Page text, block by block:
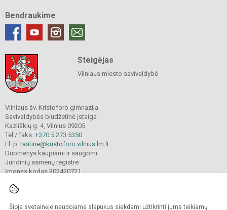
Šioje svetainėje naudojame slapukus siekdami užtikrinti jums teikiamų
Bendraukime
Steigėjas
Vilniaus miesto savivaldybė
Vilniaus šv. Kristoforo gimnazija
Savivaldybės biudžetinė įstaiga
Kazliškių g. 4, Vilnius 09205
Tel./ faks. +370 5 273 5350
El. p. rastine@kristoforo.vilnius.lm.lt
Duomenys kaupiami ir saugomi
Juridinių asmenų registre
Įmonės kodas 302420721
© 2024. Vilniaus šv. Kristoforo gimnazija. Visos teisės saugomos.